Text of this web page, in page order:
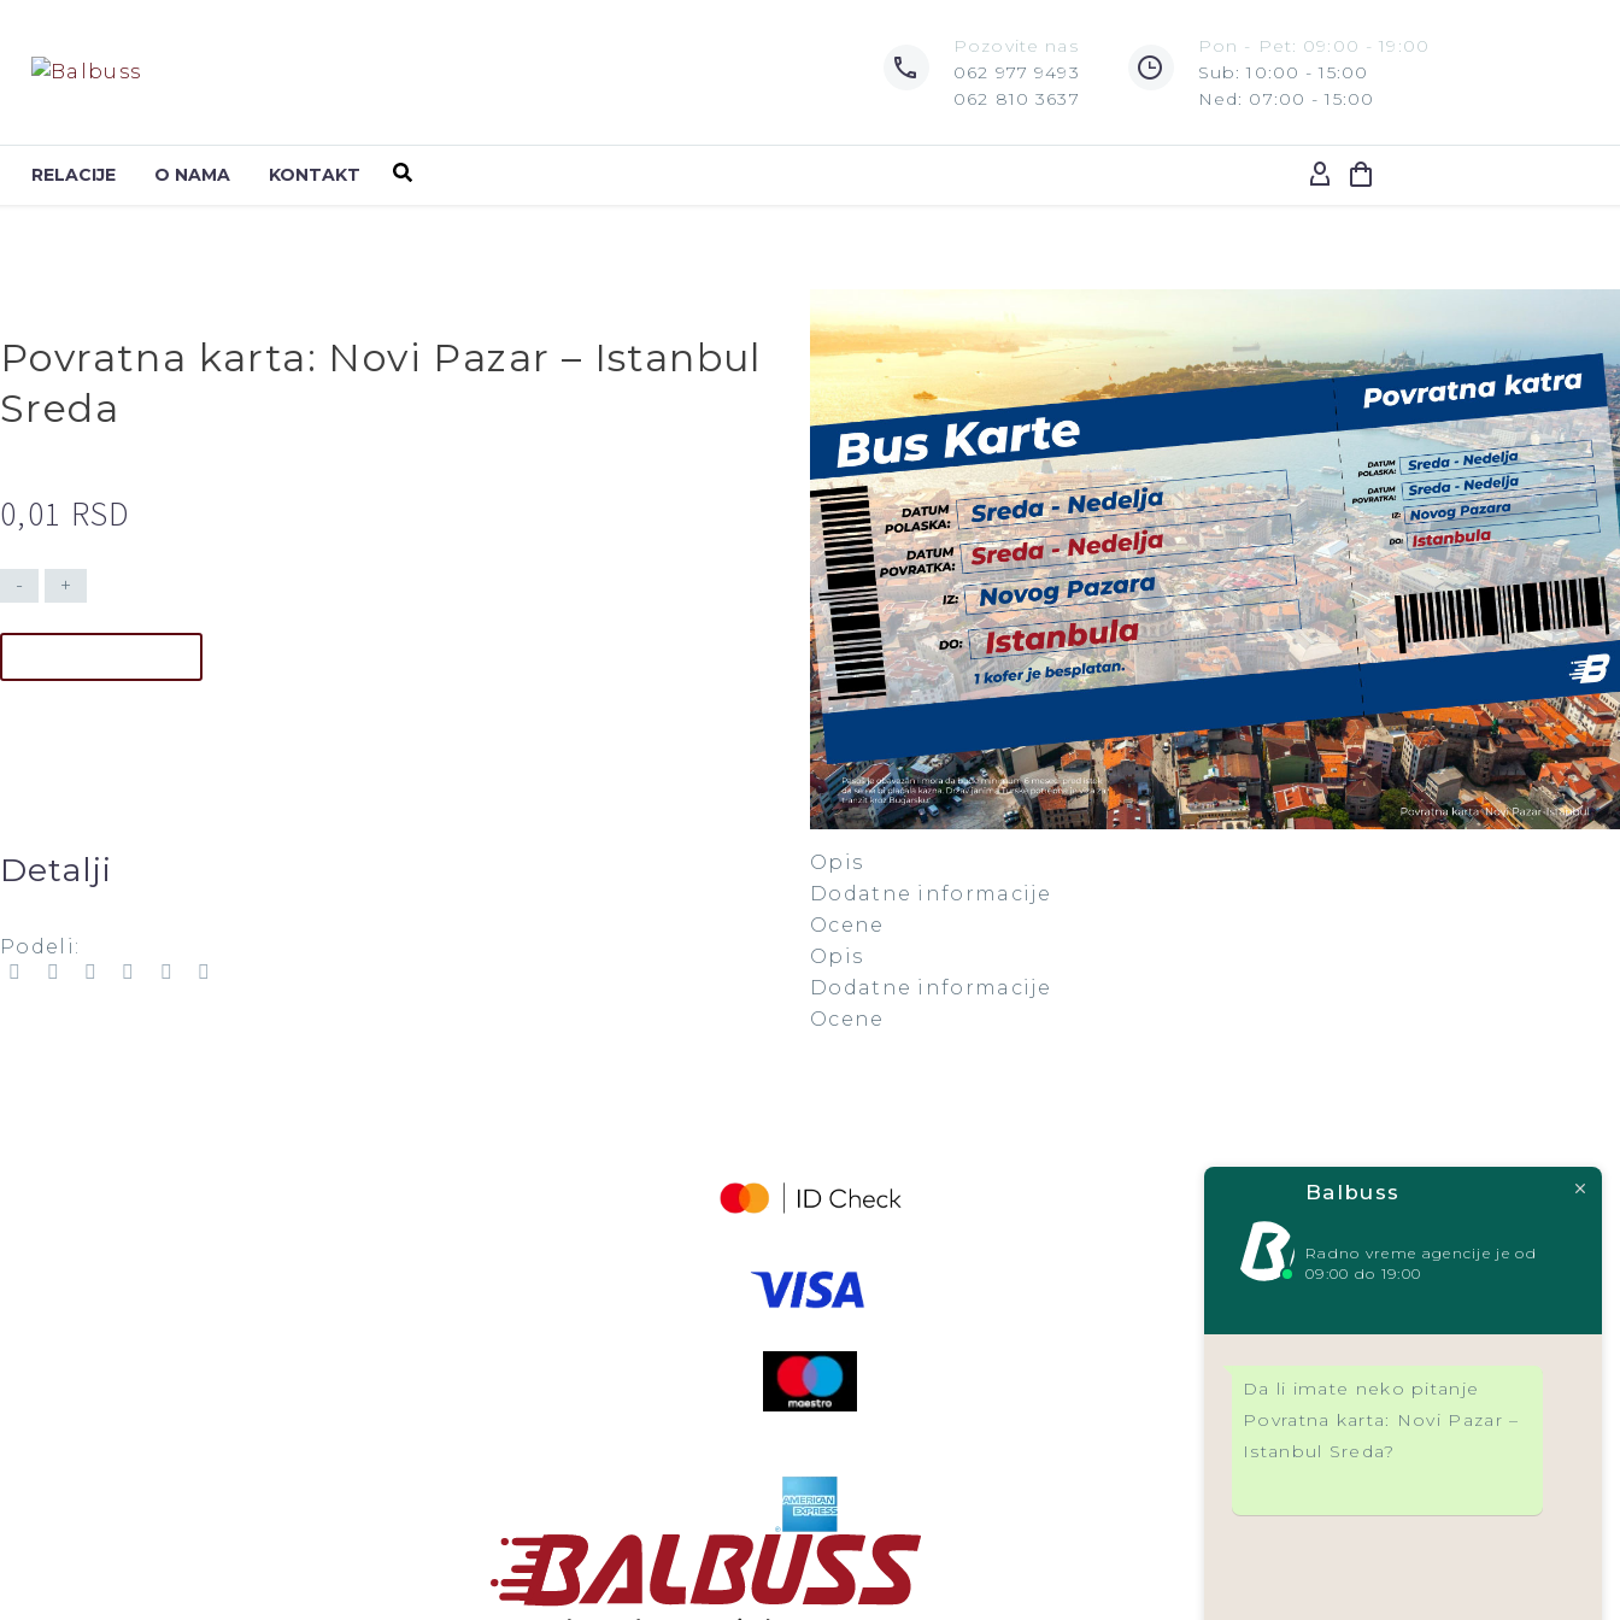
Pozovite nas
062 977 9493
062 810 3637
Pon - Pet: 09:00 - 19:00
Sub: 10:00 - 15:00
Ned: 07:00 - 15:00
RELACIJE O NAMA KONTAKT
Povratna karta: Novi Pazar – Istanbul
Sreda
0,01 RSD
- +
Detalji
Podeli:
Opis
Dodatne informacije
Ocene
Opis
Dodatne informacije
Ocene
Balbuss
Radno vreme agencije je od
09:00 do 19:00
Da li imate neko pitanje
Povratna karta: Novi Pazar –
Istanbul Sreda?